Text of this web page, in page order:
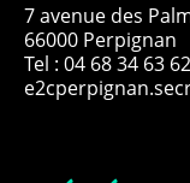
7 avenue des
66000 Perpignan
Tel : 04 68 34 63 62